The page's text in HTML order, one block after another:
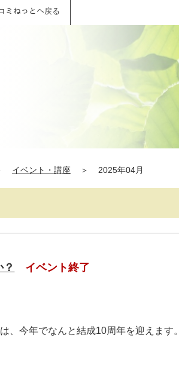
ミねっとへ戻る
イベント・講座 ＞ 2025年04月
イベント終了
、今年でなんと結成10周年を迎えます。